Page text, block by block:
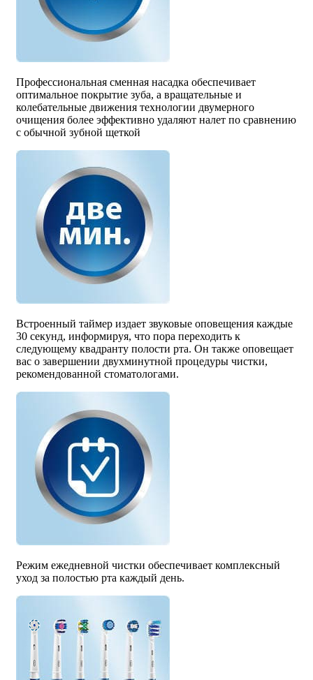
Профессиональная сменная насадка обеспечивает
оптимальное покрытие зуба, а вращательные и
колебательные движения технологии двумерного
очищения более эффективно удаляют налет по сравнению
с обычной зубной щеткой
Встроенный таймер издает звуковые оповещения каждые
30 секунд, информируя, что пора переходить к
следующему квадранту полости рта. Он также оповещает
вас о завершении двухминутной процедуры чистки,
рекомендованной стоматологами.
Режим ежедневной чистки обеспечивает комплексный
уход за полостью рта каждый день.